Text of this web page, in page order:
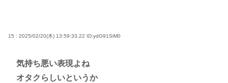
15 : 2025/02/20(木) 13:59:33.22 ID:ydG91SiM0
気持ち悪い表現よね
オタクらしいというか